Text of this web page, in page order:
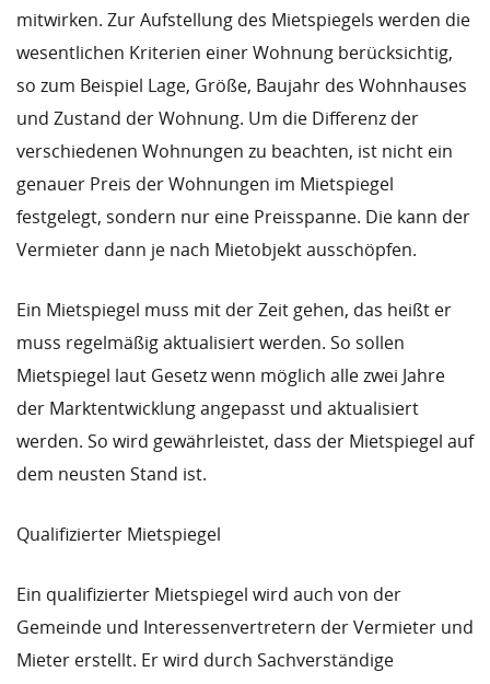
mitwirken. Zur Aufstellung des Mietspiegels werden die
wesentlichen Kriterien einer Wohnung berücksichtig,
so zum Beispiel Lage, Größe, Baujahr des Wohnhauses
und Zustand der Wohnung. Um die Differenz der
verschiedenen Wohnungen zu beachten, ist nicht ein
genauer Preis der Wohnungen im Mietspiegel
festgelegt, sondern nur eine Preisspanne. Die kann der
Vermieter dann je nach Mietobjekt ausschöpfen.
Ein Mietspiegel muss mit der Zeit gehen, das heißt er
muss regelmäßig aktualisiert werden. So sollen
Mietspiegel laut Gesetz wenn möglich alle zwei Jahre
der Marktentwicklung angepasst und aktualisiert
werden. So wird gewährleistet, dass der Mietspiegel auf
dem neusten Stand ist.
Qualifizierter Mietspiegel
Ein qualifizierter Mietspiegel wird auch von der
Gemeinde und Interessenvertretern der Vermieter und
Mieter erstellt. Er wird durch Sachverständige